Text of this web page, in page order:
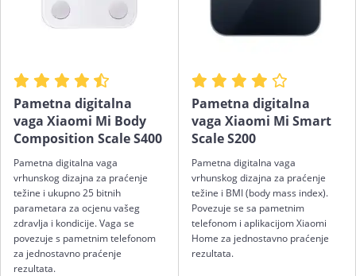
Pametna digitalna
vaga Xiaomi Mi Body
Composition Scale S400
Pametna digitalna vaga
vrhunskog dizajna za praćenje
težine i ukupno 25 bitnih
parametara za ocjenu vašeg
zdravlja i kondicije. Vaga se
povezuje s pametnim telefonom
za jednostavno praćenje
rezultata.
Pametna digitalna
vaga Xiaomi Mi Smart
Scale S200
Pametna digitalna vaga
vrhunskog dizajna za praćenje
težine i BMI (body mass index).
Povezuje se sa pametnim
telefonom i aplikacijom Xiaomi
Home za jednostavno praćenje
rezultata.